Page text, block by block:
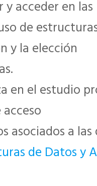
acceder en las
de
y la elección
en el estudio
asociados a
de Datos y